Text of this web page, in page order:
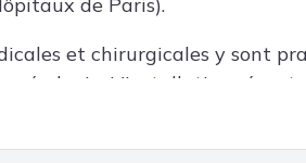
et chirurgicales y sont
L'installation
permettra d'optimiser la prise